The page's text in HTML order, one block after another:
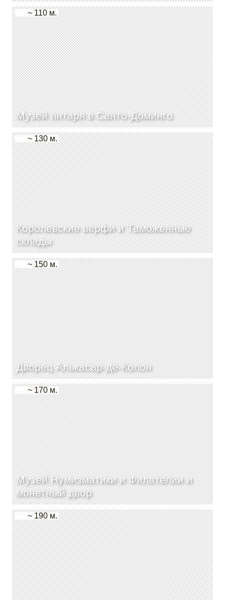
Музей янтаря в Санто-Доминго
~ 110 м.
Королевские верфи и Таможенные
склады
~ 130 м.
Дворец Алькасар-де-Колон
~ 150 м.
Музей Нумизматики и Филателии и
монетный двор
~ 170 м.
~ 190 м.